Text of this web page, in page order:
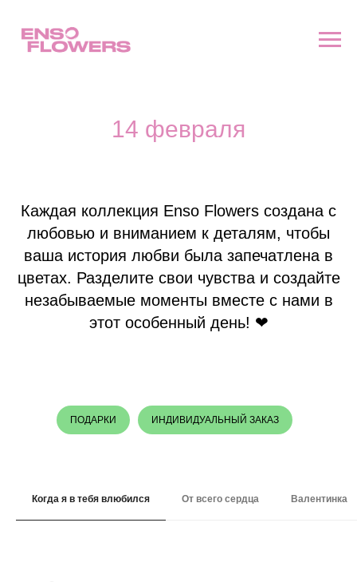
14 февраля
Каждая коллекция Enso Flowers создана с
любовью и вниманием к деталям, чтобы
ваша история любви была запечатлена в
цветах. Разделите свои чувства и создайте
незабываемые моменты вместе с нами в
этот особенный день! ❤
ПОДАРКИ ИНДИВИДУАЛЬНЫЙ ЗАКАЗ
Когда я в тебя влюбился От всего сердца Валентинка